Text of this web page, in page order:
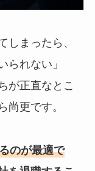
しまったら、
られない」
が正直なとこ
尚更です。
のが最適で